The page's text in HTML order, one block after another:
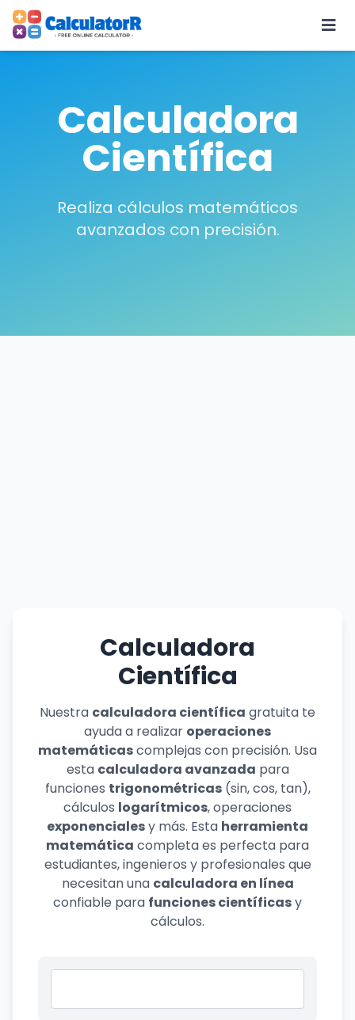
Calculadora
Científica
Realiza cálculos matemáticos
avanzados con precisión.
Calculadora
Científica
Nuestra calculadora científica gratuita te
ayuda a realizar operaciones
matemáticascomplejas con precisión. Usa
esta calculadora avanzada para
funciones trigonométricas(sin, cos, tan),
cálculos logarítmicos, operaciones
exponencialesy más. Esta herramienta
matemática completa es perfecta para
estudiantes, ingenieros y profesionales que
necesitan una calculadora en línea
confiable para funciones científicasy
cálculos.